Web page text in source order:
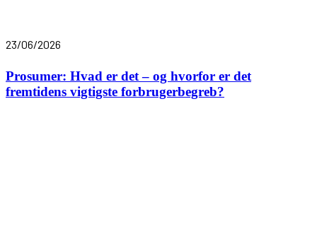
23/06/2026
Prosumer: Hvad er det – og hvorfor er det
fremtidens vigtigste forbrugerbegreb?